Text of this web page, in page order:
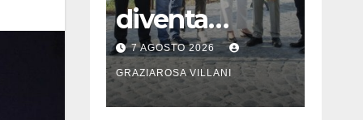
diventa
Belvedere sul
lago di
Bracciano: ieri
7 AGOSTO 2026
GRAZIAROSA VILLANI